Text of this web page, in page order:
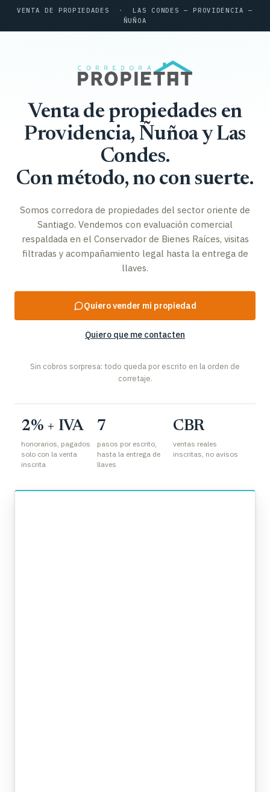
VENTA DE PROPIEDADES ·
LAS CONDES — PROVIDENCIA —
ÑUÑOA
Venta de propiedades en
Providencia, Ñuñoa y Las
Condes.
Con método, no con suerte.
Somos corredora de propiedades del sector oriente de
Santiago. Vendemos con evaluación comercial
respaldada en el Conservador de Bienes Raíces, visitas
filtradas y acompañamiento legal hasta la entrega de
llaves.
Quiero vender mi propiedad
Quiero que me contacten
Sin cobros sorpresa: todo queda por escrito en la orden de
corretaje.
2% + IVA
honorarios, pagados
solo con la venta
inscrita
7
pasos por escrito,
hasta la entrega de
llaves
CBR
ventas reales
inscritas, no avisos